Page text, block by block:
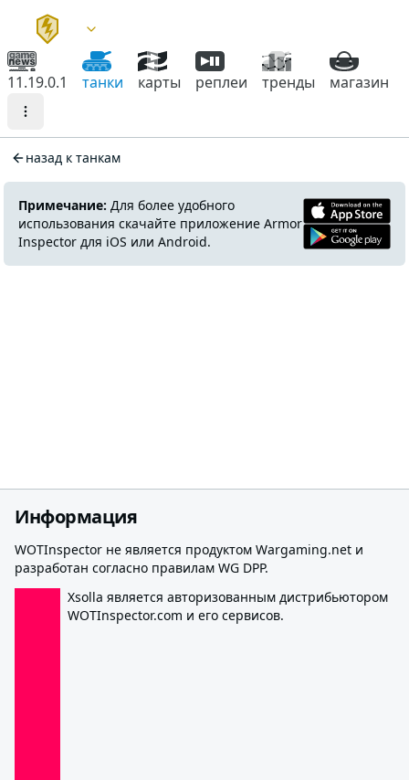
11.19.0.1 танки карты реплеи тренды магазин
назад к танкам
Примечание: Для более удобного
использования скачайте приложение Armor
Inspector для iOS или Android.
Информация
WOTInspector не является продуктом Wargaming.net и
разработан согласно правилам WG DPP.
Xsolla является авторизованным дистрибьютором
WOTInspector.com и его сервисов.